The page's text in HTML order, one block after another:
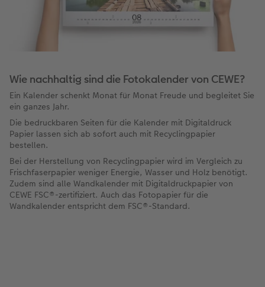
Wie nachhaltig sind die Fotokalender von CEWE?
Ein Kalender schenkt Monat für Monat Freude und begleitet Sie
ein ganzes Jahr.
Die bedruckbaren Seiten für die Kalender mit Digitaldruck
Papier lassen sich ab sofort auch mit Recyclingpapier
bestellen.
Bei der Herstellung von Recyclingpapier wird im Vergleich zu
Frischfaserpapier weniger Energie, Wasser und Holz benötigt.
Zudem sind alle Wandkalender mit Digitaldruckpapier von
CEWE FSC®-zertifiziert. Auch das Fotopapier für die
Wandkalender entspricht dem FSC®-Standard.